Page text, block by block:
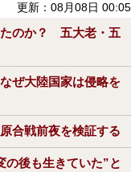
更新：08月08日 00:05
たのか？ 五大老・五
ぜ大陸国家は侵略を
合戦前夜を検証する
の後も生きていた”と